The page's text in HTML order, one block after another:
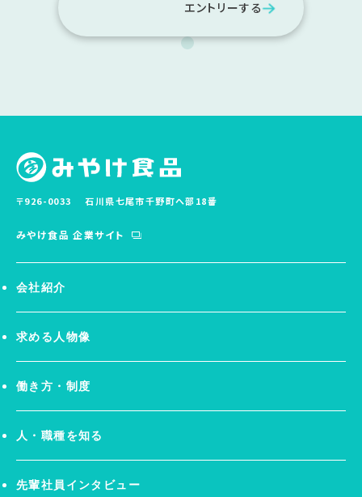
エントリーする
〒926-0033 石川県七尾市千野町へ部18番
みやけ食品 企業サイト
会社紹介
求める人物像
働き方・制度
人・職種を知る
先輩社員インタビュー